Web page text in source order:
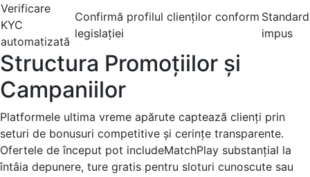
Verificare
KYC
automatizată
Confirmă profilul clienților conform
legislației
Standard
impus
Structura Promoțiilor și
Campaniilor
Platformele ultima vreme apărute captează clienți prin
seturi de bonusuri competitive și cerințe transparente.
Ofertele de început pot includeMatchPlay substanțial la
întâia depunere, ture gratis pentru sloturi cunoscute sau